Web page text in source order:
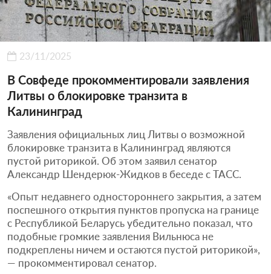
23/11/2025
В Совфеде прокомментировали заявления
Литвы о блокировке транзита в
Калининград
Заявления официальных лиц Литвы о возможной
блокировке транзита в Калининград являются
пустой риторикой. Об этом заявил сенатор
Александр Шендерюк-Жидков в беседе с ТАСС.
«Опыт недавнего одностороннего закрытия, а затем
поспешного открытия пунктов пропуска на границе
с Республикой Беларусь убедительно показал, что
подобные громкие заявления Вильнюса не
подкреплены ничем и остаются пустой риторикой»,
— прокомментировал сенатор.